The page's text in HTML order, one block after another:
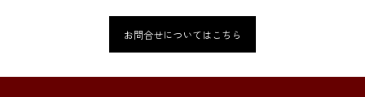
お問合せについてはこちら